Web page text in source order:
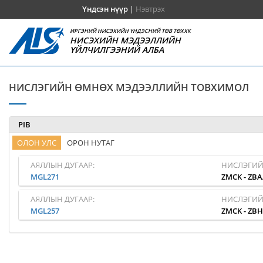
Үндсэн нүүр| Нэвтрэх
ИРГЭНИЙ НИСЭХИЙН ҮНДЭСНИЙ ТӨВ ТӨХХК
НИСЭХИЙН МЭДЭЭЛЛИЙН
ҮЙЛЧИЛГЭЭНИЙ АЛБА
НИСЛЭГИЙН ӨМНӨХ МЭДЭЭЛЛИЙН ТОВХИМОЛ
PIB
ОЛОН УЛС
ОРОН НУТАГ
АЯЛЛЫН ДУГААР:
MGL271
ZMCK-
АЯЛЛЫН ДУГААР:
MGL257
ZMCK-